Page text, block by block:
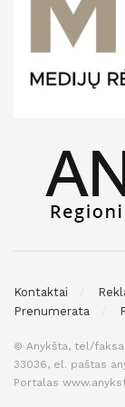
Kontaktai
Prenumerata
© Anykšta, tel/
33036, el. paštas
Portalas